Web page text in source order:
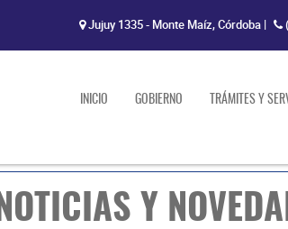
Jujuy 1335 - Monte Maíz, Córdoba |
INICIO GOBIERNO TRÁMITES Y
NOTICIAS Y